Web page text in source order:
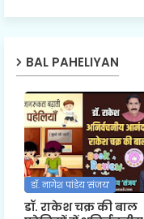
BAL PAHELIYAN
डॉ. नागेश पांडेय 'संजय'
डॉ. राकेश चक्र की बाल